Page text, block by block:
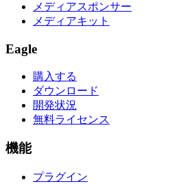
メディアスポンサー
メディアキット
Eagle
購入する
ダウンロード
開発状況
無料ライセンス
機能
プラグイン